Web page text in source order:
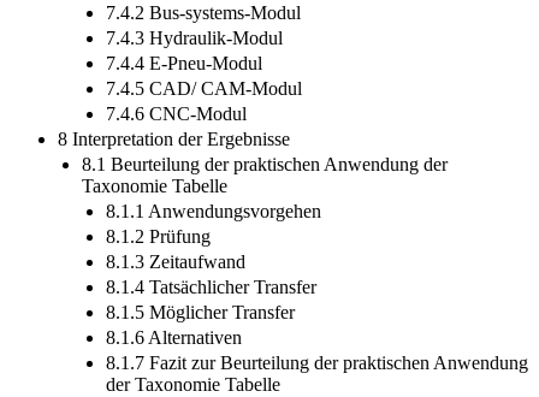
7.4.2 Bus-systems-Modul
7.4.3 Hydraulik-Modul
7.4.4 E-Pneu-Modul
7.4.5 CAD/ CAM-Modul
7.4.6 CNC-Modul
8 Interpretation der Ergebnisse
8.1 Beurteilung der praktischen Anwendung der
Taxonomie Tabelle
8.1.1 Anwendungsvorgehen
8.1.2 Prüfung
8.1.3 Zeitaufwand
8.1.4 Tatsächlicher Transfer
8.1.5 Möglicher Transfer
8.1.6 Alternativen
8.1.7 Fazit zur Beurteilung der praktischen Anwendung
der Taxonomie Tabelle